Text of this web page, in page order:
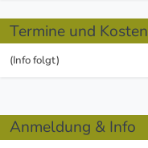
Termine und Kosten
(Info folgt)
Anmeldung & Info